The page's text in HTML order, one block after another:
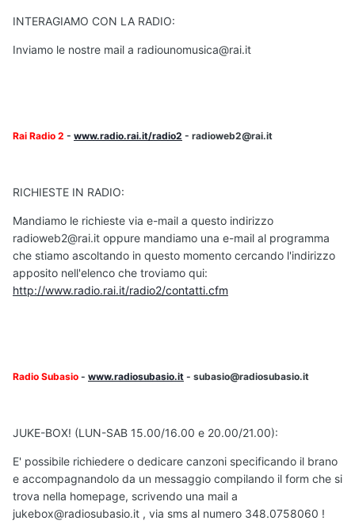
INTERAGIAMO CON LA RADIO:
Inviamo le nostre mail a radiounomusica@rai.it
Rai Radio 2 - www.radio.rai.it/radio2 - radioweb2@rai.it
RICHIESTE IN RADIO:
Mandiamo le richieste via e-mail a questo indirizzo
radioweb2@rai.it oppure mandiamo una e-mail al programma
che stiamo ascoltando in questo momento cercando l'indirizzo
apposito nell'elenco che troviamo qui:
http://www.radio.rai.it/radio2/contatti.cfm
Radio Subasio - www.radiosubasio.it - subasio@radiosubasio.it
JUKE-BOX! (LUN-SAB 15.00/16.00 e 20.00/21.00):
E' possibile richiedere o dedicare canzoni specificando il brano
e accompagnandolo da un messaggio compilando il form che si
trova nella homepage, scrivendo una mail a
jukebox@radiosubasio.it , via sms al numero 348.0758060 !